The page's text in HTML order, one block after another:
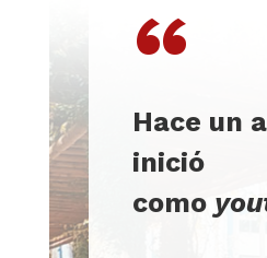
“
Hace un
inició
como